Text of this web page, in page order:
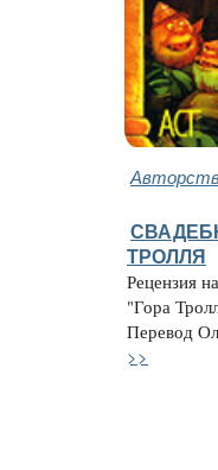
ТРОЛЛЯ
Рецензия
"Гора
Перевод
>>